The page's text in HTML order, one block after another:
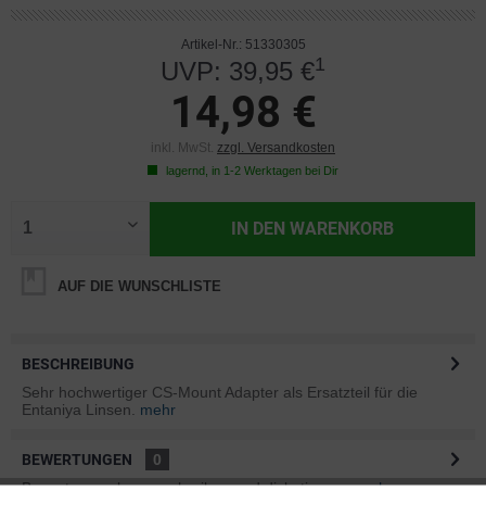
Artikel-Nr.: 51330305
UVP: 39,95 €1
14,98 €
inkl. MwSt. zzgl. Versandkosten
lagernd, in 1-2 Werktagen bei Dir
IN DEN WARENKORB
AUF DIE WUNSCHLISTE
BESCHREIBUNG
Sehr hochwertiger CS-Mount Adapter als Ersatzteil für die
Entaniya Linsen. mehr
BEWERTUNGEN
0
Bewertungen lesen, schreiben und diskutieren...mehr